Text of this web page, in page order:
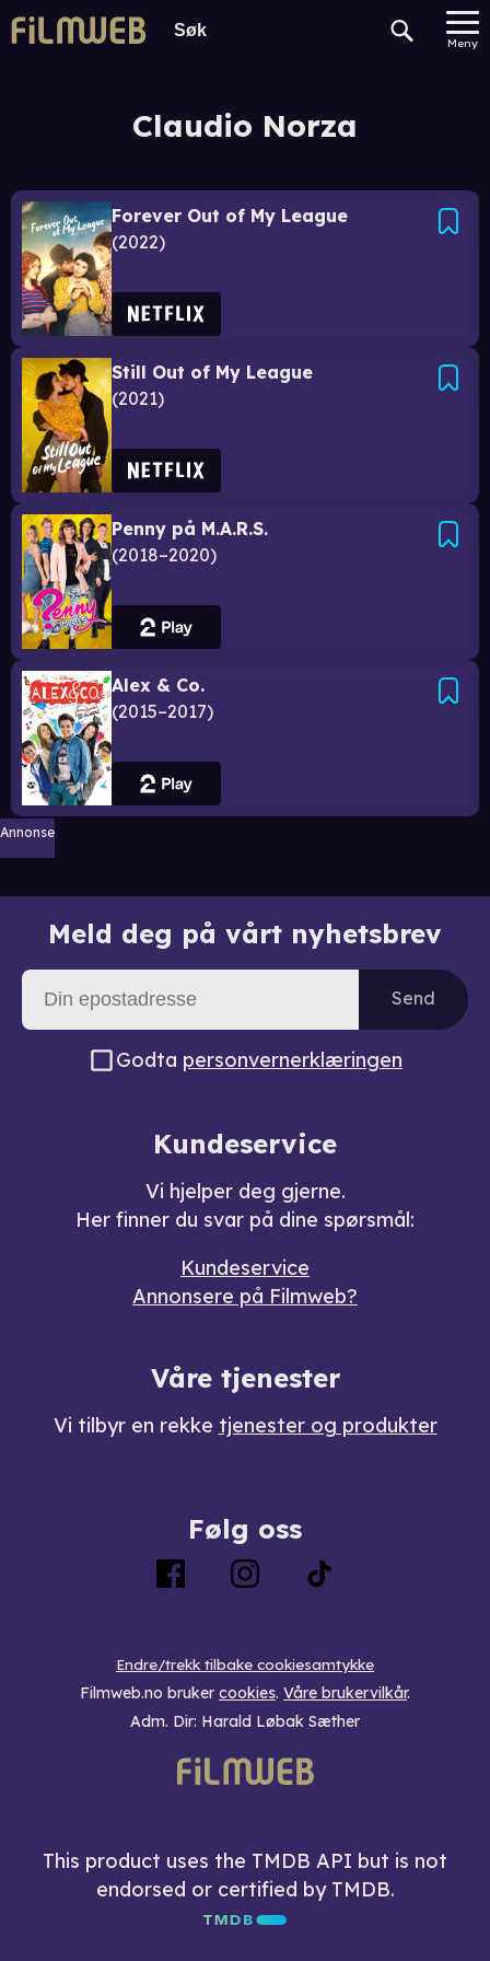
Meny
Claudio Norza
Forever Out of My League
2022
Still Out of My League
2021
Penny på M.A.R.S.
2018–2020
Alex & Co.
2015–2017
Annonse
Meld deg på vårt nyhetsbrev
Send
Godta personvernerklæringen
Kundeservice
Vi hjelper deg gjerne.
Her finner du svar på dine spørsmål:
Kundeservice
Annonsere på Filmweb?
Våre tjenester
Vi tilbyr en rekke tjenester og produkter
Følg oss
Endre/trekk tilbake cookiesamtykke
Filmweb.no bruker cookies. Våre brukervilkår.
Adm. Dir: Harald Løbak Sæther
This product uses the TMDB API but is not
endorsed or certified by TMDB.